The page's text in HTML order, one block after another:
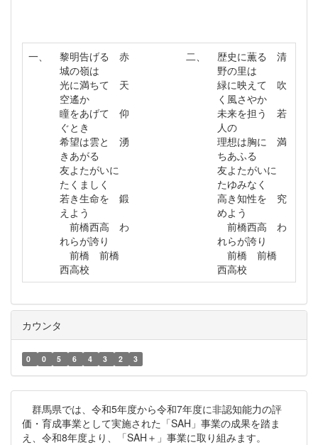
一、
黎明告げる 赤
城の嶺は
光に満ちて 天
空遙か
瞳をあげて 仰
ぐとき
希望は雲と 湧
きあがる
友よたがいに
たくましく
若き生命を 鍛
えよう
前橋西高 わ
れらが誇り
前橋 前橋
西高校
二、
歴史に薫る 清
野の里は
緑に映えて 吹
く風さやか
未来を担う 若
人の
理想は胸に 満
ちあふる
友よたがいに
たゆみなく
高き知性を 究
めよう
前橋西高 わ
れらが誇り
前橋 前橋
西高校
カウンタ
0 0 5 6 4 3 2 3
群馬県では、令和5年度から令和7年度に非認知能力の評
価・育成事業として実施された「SAH」事業の成果を踏ま
え、令和8年度より、「SAH＋」事業に取り組みます。